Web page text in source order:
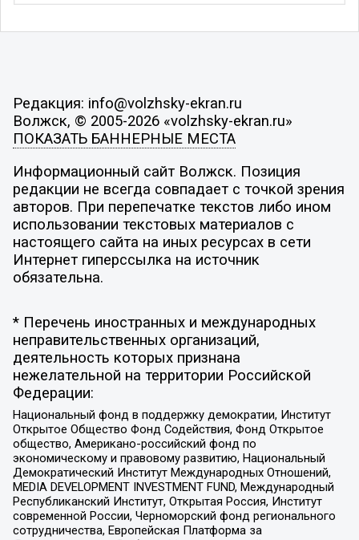
Редакция: info@volzhsky-ekran.ru
Волжск, © 2005-2026 «volzhsky-ekran.ru»
ПОКАЗАТЬ БАННЕРНЫЕ МЕСТА
Информационный сайт Волжск. Позиция
редакции не всегда совпадает с точкой зрения
авторов. При перепечатке текстов либо ином
использовании текстовых материалов с
настоящего сайта на иных ресурсах в сети
Интернет гиперссылка на источник
обязательна.
* Перечень иностранных и международных
неправительственных организаций,
деятельность которых признана
нежелательной на территории Российской
Федерации:
Национальный фонд в поддержку демократии, Институт
Открытое Общество Фонд Содействия, Фонд Открытое
общество, Американо-российский фонд по
экономическому и правовому развитию, Национальный
Демократический Институт Международных Отношений,
MEDIA DEVELOPMENT INVESTMENT FUND, Международный
Республиканский Институт, Открытая Россия, Институт
современной России, Черноморский фонд регионального
сотрудничества, Европейская Платформа за